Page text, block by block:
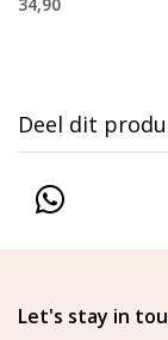
Deel dit
Let's stay in